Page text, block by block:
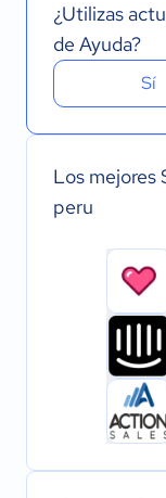
¿Utilizas
de Ayuda?
Sí
Los mejores
peru